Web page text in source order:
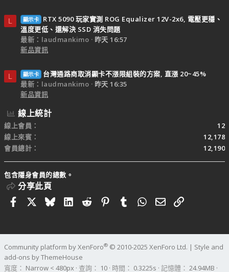
L 顯示卡
RTX 5090 玩家實測 ROG Equalizer 12V-2x6, 電壓更穩、
溫度更低、還解決 SSD 消失問題
最新：laudmankimo
昨天 16:57
新品資訊
L 顯示卡
台灣通路商取消顯卡不漲限組裝的方案, 直漲 20~45%
最新：laudmankimo
昨天 16:35
新品資訊
線上統計
線上會員
12
線上來賓
12,178
會員總計
12,190
包含隱身會員的總數。
分享此頁
FacebookBlueskyLinkedIn
RedditPinterestTumblrWhatsApp
電子郵件
連結
Community platform by XenForo® © 2010-2025 XenForo Ltd. | Style and
add-ons by ThemeHouse
寬度
查詢 10 時間 0.3225s 記憶體 24.94MB